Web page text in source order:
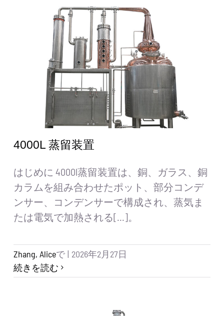
4000L 蒸留装置
はじめに 4000l蒸留装置は、銅、ガラス、銅
カラムを組み合わせたポット、部分コンデ
ンサー、コンデンサーで構成され、蒸気ま
たは電気で加熱される[...]。
Zhang, Aliceで | 2026年2月27日
続きを読む